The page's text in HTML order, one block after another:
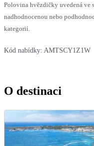
Polovina hvězdičky uvedená ve
nadhodnocenou nebo
kategorií.
Kód nabídky: AMTSCY1Z1W
O destinaci